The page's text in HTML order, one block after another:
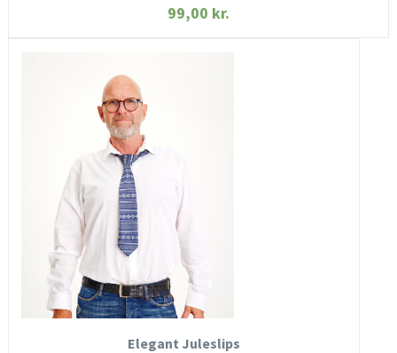
99,00 kr.
HURTIGT KIG
KØB NU
Elegant Juleslips